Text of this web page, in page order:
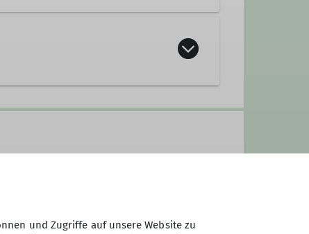
und Zugriffe auf unsere Website zu